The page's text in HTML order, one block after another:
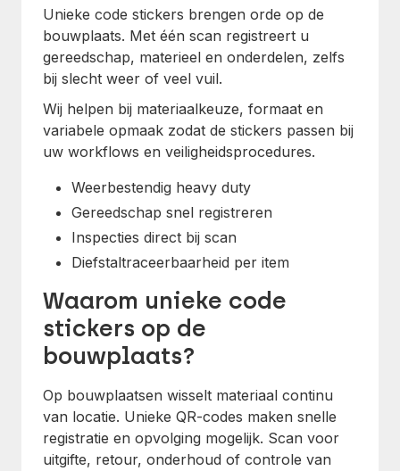
Unieke code stickers brengen orde op de
bouwplaats. Met één scan registreert u
gereedschap, materieel en onderdelen, zelfs
bij slecht weer of veel vuil.
Wij helpen bij materiaalkeuze, formaat en
variabele opmaak zodat de stickers passen bij
uw workflows en veiligheidsprocedures.
Weerbestendig heavy duty
Gereedschap snel registreren
Inspecties direct bij scan
Diefstaltraceerbaarheid per item
Waarom unieke code
stickers op de
bouwplaats?
Op bouwplaatsen wisselt materiaal continu
van locatie. Unieke QR-codes maken snelle
registratie en opvolging mogelijk. Scan voor
uitgifte, retour, onderhoud of controle van